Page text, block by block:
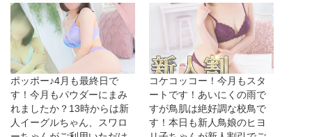
ポッポー♪4月も最終日で
す！今月もパウダーにまみ
れましたか？13時からは新
人イーグルちゃん、スワロ
コケコッコー！今月もスタ
ートです！あいにくの雨で
すが鳥肌は絶好調な校鳥で
す！本日も新人鳥娘のヒヨ